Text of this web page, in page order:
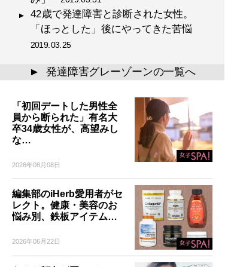
42歳で発達障害と診断された女性。
「ほっとした」後にやってきた苦悩
2019.03.25
▲ 発達障害グレーゾーンの一覧へ
「初回デートした男性全
員から断られた」有名大
卒34歳女性が、高望みし
な…
2026年08月08日
編集部のiHerb愛用者がセ
レクト。健康・美容のお
悩み別、鉄板アイテム…
2026年06月22日